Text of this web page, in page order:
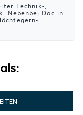
Technik-,
Nebenbei Doc in